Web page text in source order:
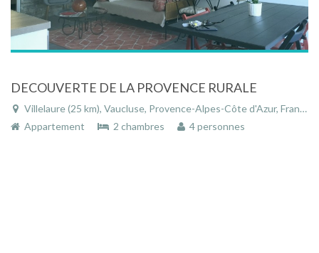
DECOUVERTE DE LA PROVENCE RURALE
Villelaure (25 km), Vaucluse, Provence-Alpes-Côte d'Azur, France
Appartement
2 chambres 4 personnes